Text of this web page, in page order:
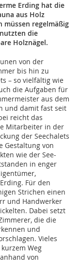
Erding hat die
aus Holz
müssen regelmäßig
die
Holznägel.
von der
bis hin zu
– so vielfältig wie
die Aufgaben für
aus dem
und damit fast seit
reicht das
Mitarbeiter in der
der Seechalets
Gestaltung von
wie der See-
in enger
Für den
Strichen einen
und Handwerker
Dabei setzt
die die
und
Vieles
Weg
von